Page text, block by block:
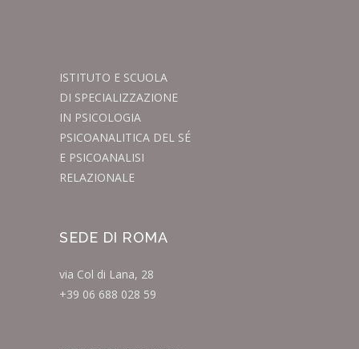
ISTITUTO E SCUOLA
DI SPECIALIZZAZIONE
IN PSICOLOGIA
PSICOANALITICA DEL SÉ
E PSICOANALISI
RELAZIONALE
SEDE DI ROMA
via Col di Lana, 28
+39 06 688 028 59